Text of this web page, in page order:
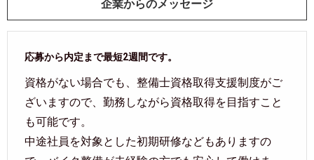
企業からのメッセージ
応募から内定まで最短2週間です。
資格がない場合でも、整備士資格取得支援制度がご
ざいますので、勤務しながら資格取得を目指すこと
も可能です。
中途社員を対象とした初期研修などもありますの